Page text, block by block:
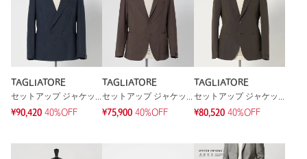
TAGLIATORE
セットアップ ジャケット
¥90,420 40%OFF
TAGLIATORE
セットアップ ジャケット
¥75,900 40%OFF
TAGLIATORE
セットアップ ジャケット
¥80,520 40%OFF